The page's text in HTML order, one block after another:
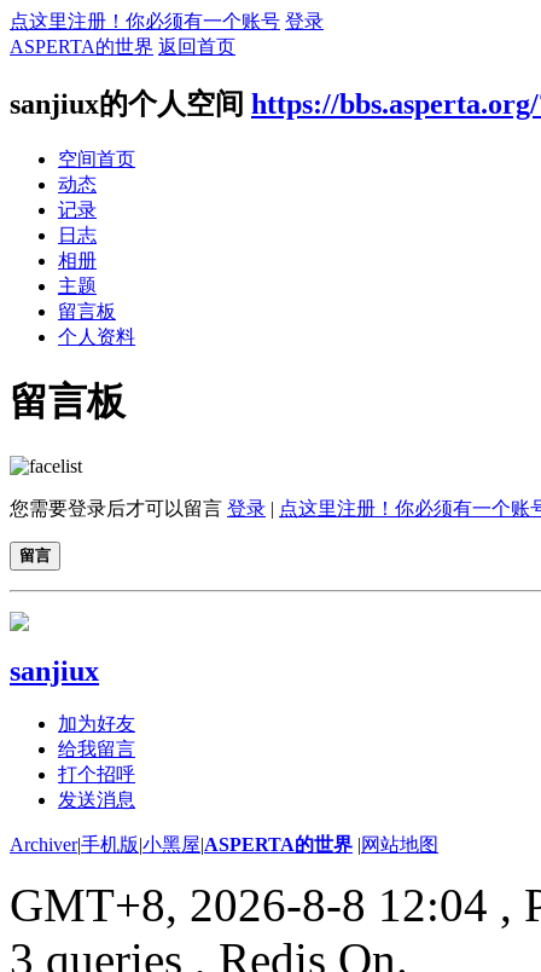
点这里注册！你必须有一个账号 登录
ASPERTA的世界 返回首页
sanjiux的个人空间 https://bbs.asperta.org/
空间首页
动态
记录
日志
相册
主题
留言板
个人资料
留言板
您需要登录后才可以留言 登录 | 点这里注册！你必须有一个账
留言
sanjiux
加为好友
给我留言
打个招呼
发送消息
Archiver|手机版|小黑屋|ASPERTA的世界 |网站地图
GMT+8, 2026-8-8 12:04 ,
3 queries , Redis On.